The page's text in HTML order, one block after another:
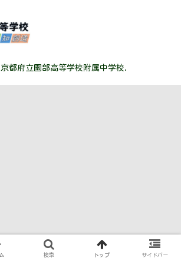
都府立園部高等学校附属中学校.
検索 トップ サイドバー